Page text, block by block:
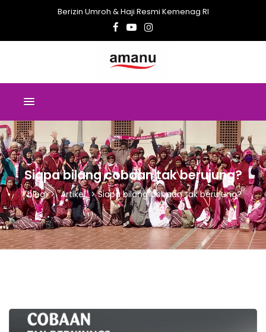
Berizin Umroh & Haji Resmi Kemenag RI
Siapa bilang cobaan tak berujung?
blog > Artikel >Siapa bilang cobaan tak berujung?